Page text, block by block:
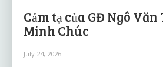
Cảm tạ của GĐ Ngô Văn
Minh Chúc
July 24, 2026